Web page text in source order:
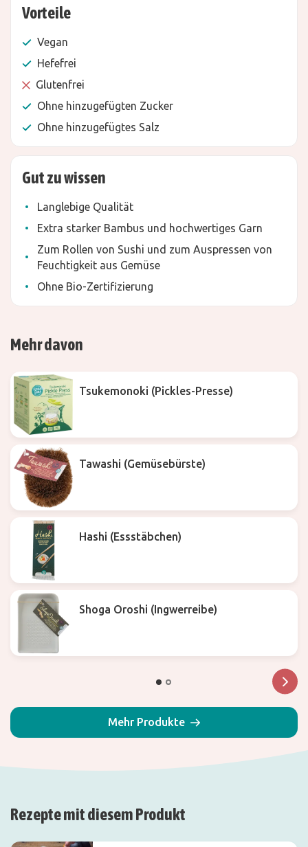
Vorteile
Vegan
Hefefrei
Glutenfrei
Ohne hinzugefügten Zucker
Ohne hinzugefügtes Salz
Gut zu wissen
Langlebige Qualität
Extra starker Bambus und hochwertiges Garn
Zum Rollen von Sushi und zum Auspressen von
Feuchtigkeit aus Gemüse
Ohne Bio-Zertifizierung
Mehr davon
Tsukemonoki (Pickles-Presse)
Tawashi (Gemüsebürste)
Hashi (Essstäbchen)
Shoga Oroshi (Ingwerreibe)
Mehr Produkte
Rezepte mit diesem Produkt